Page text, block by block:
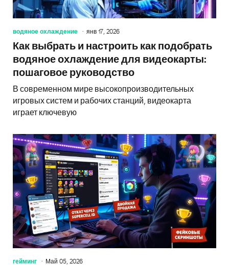
водяное охлаждение янв 17, 2026
Как выбрать и настроить как подобрать
водяное охлаждение для видеокарты:
пошаговое руководство
В современном мире высокопроизводительных
игровых систем и рабочих станций, видеокарта
играет ключевую
гейминг Май 05, 2026